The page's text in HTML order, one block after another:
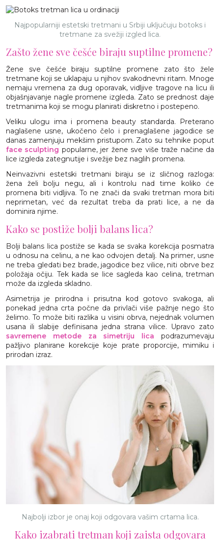
Najpopularniji estetski tretmani u Srbiji uključuju botoks i
tretmane za svežiji izgled lica.
Zašto žene sve češće biraju suptilne promene?
Žene sve češće biraju suptilne promene zato što žele
tretmane koji se uklapaju u njihov svakodnevni ritam. Mnoge
nemaju vremena za dug oporavak, vidljive tragove na licu ili
objašnjavanje nagle promene izgleda. Zato se prednost daje
tretmanima koji se mogu planirati diskretno i postepeno.
Veliku ulogu ima i promena beauty standarda. Preterano
naglašene usne, ukočeno čelo i prenaglašene jagodice se
danas zamenjuju mekšim pristupom. Zato su tehnike poput
face sculpting popularne, jer žene sve više traže načine da
lice izgleda zategnutije i svežije bez naglih promena.
Neinvazivni estetski tretmani biraju se iz sličnog razloga:
žena želi bolju negu, ali i kontrolu nad time koliko će
promena biti vidljiva. To ne znači da svaki tretman mora biti
neprimetan, već da rezultat treba da prati lice, a ne da
dominira njime.
Kako se postiže bolji balans lica?
Bolji balans lica postiže se kada se svaka korekcija posmatra
u odnosu na celinu, a ne kao odvojen detalj. Na primer, usne
ne treba gledati bez brade, jagodice bez vilice, niti obrve bez
položaja očiju. Tek kada se lice sagleda kao celina, tretman
može da izgleda skladno.
Asimetrija je prirodna i prisutna kod gotovo svakoga, ali
ponekad jedna crta počne da privlači više pažnje nego što
želimo. To može biti razlika u visini obrva, nejednak volumen
usana ili slabije definisana jedna strana vilice. Upravo zato
savremene metode za simetriju lica podrazumevaju
pažljivo planirane korekcije koje prate proporcije, mimiku i
prirodan izraz.
Najbolji izbor je onaj koji odgovara vašim crtama lica.
Kako izabrati tretman koji zaista odgovara